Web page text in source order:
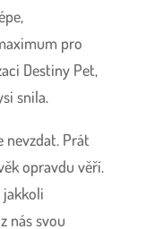
pro
Destiny Pet,
snila.
nevzdat. Prát
opravdu věří.
jakkoli
nás svou